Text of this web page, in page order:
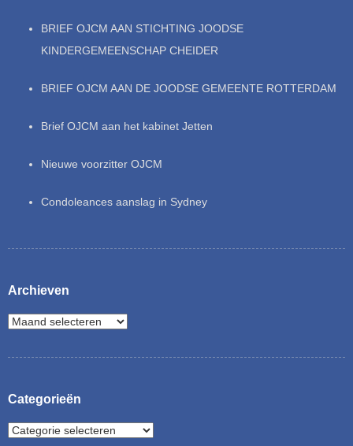
BRIEF OJCM AAN STICHTING JOODSE
KINDERGEMEENSCHAP CHEIDER
BRIEF OJCM AAN DE JOODSE GEMEENTE ROTTERDAM
Brief OJCM aan het kabinet Jetten
Nieuwe voorzitter OJCM
Condoleances aanslag in Sydney
Archieven
Categorieën